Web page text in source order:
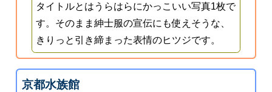
タイトルとはうらはらにかっこいい写真1枚で
す。そのまま紳士服の宣伝にも使えそうな、
きりっと引き締まった表情のヒツジです。
京都水族館